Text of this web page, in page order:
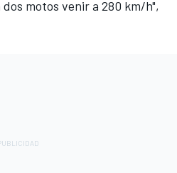
motos venir a 280 km/h",